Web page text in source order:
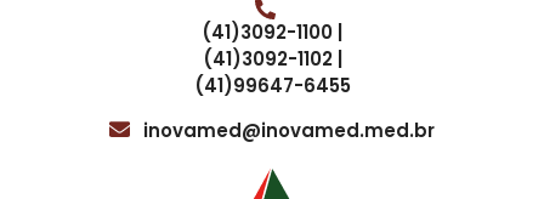
prazos de entrega dos resultados dos exames. Isso ajuda a
gerenciar as expectativas dos empregadores e dos
funcionários em relação ao tempo necessário para obter
os resultados. Os prazos de entrega podem variar
dependendo do tipo de exame, por isso é importante
esperados.
(41)3092-1100 |
(41)3092-1102 |
(41)99647-6455
inovamed@inovamed.med.br